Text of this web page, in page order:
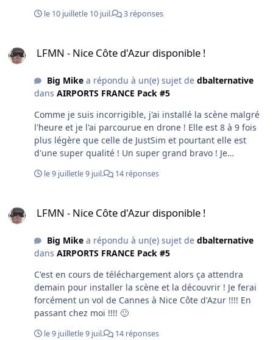
sera plus pratique ! Ça n'a pas empêché deux avions de
! Vol sans histoire ! Le programme ATC VFR que j'ai
! Bon vol !
le 10 juilletle 10 juil. 3 réponses
LFMN - Nice Côte d'Azur disponible !
Big Mikea répondu à un(e) sujet de dbalternative
dans AIRPORTS FRANCE Pack #5
Comme je suis incorrigible, j'ai installé la scène malgré
l'heure et je l'ai parcourue en drone ! Elle est 8 à 9 fois
plus légère que celle de JustSim et pourtant elle est
d'une super qualité ! Un super grand bravo ! Je
ne regrette pas mon achat !!!!!!!!!!!!!!!
le 9 juilletle 9 juil. 14 réponses
LFMN - Nice Côte d'Azur disponible !
Big Mikea répondu à un(e) sujet de dbalternative
dans AIRPORTS FRANCE Pack #5
C'est en cours de téléchargement alors ça attendra
demain pour installer la scène et la découvrir ! Je ferai
forcément un vol de Cannes à Nice Côte d'Azur !!!! En
passant chez moi !!!! 🙂
le 9 juilletle 9 juil. 14 réponses